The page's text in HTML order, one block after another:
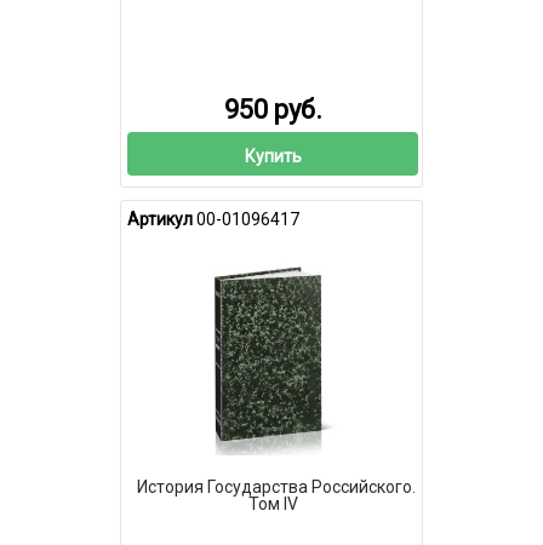
950 руб.
Купить
Артикул00-01096417
История Государства Российского.
Том IV